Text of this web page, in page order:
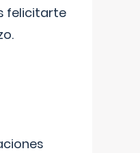
felicitarte